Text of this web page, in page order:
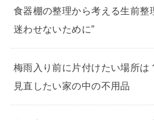
食器棚の整理から考える生前整
迷わせないために”
梅雨入り前に片付けたい場所は
見直したい家の中の不用品